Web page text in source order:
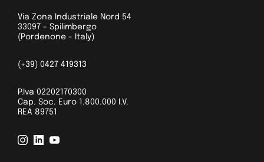
Via Zona Industriale Nord 54
33097 - Spilimbergo
(Pordenone - Italy)
(+39) 0427 419313
P.Iva 02202170300
Cap. Soc. Euro 1.800.000 I.V.
REA 89751